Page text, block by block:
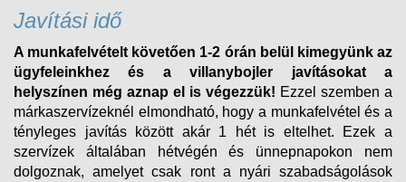
Javítási idő
A munkafelvételt követően 1-2 órán belül kimegyünk az
ügyfeleinkhez és a villanybojler javításokat a
helyszínen még aznap el is végezzük! Ezzel szemben a
márkaszervízeknél elmondható, hogy a munkafelvétel és a
tényleges javítás között akár 1 hét is eltelhet. Ezek a
szervízek általában hétvégén és ünnepnapokon nem
dolgoznak, amelyet csak ront a nyári szabadságolások